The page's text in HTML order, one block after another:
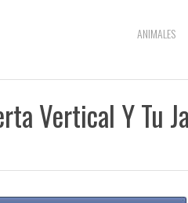
ANIMALES
Vertical Y Tu